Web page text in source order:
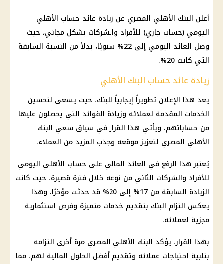
أعلن البنك الأهلي المصري عن زيادة عائد حساب الأهلي
اليومي (حساب جاري) للأفراد والشركات بشكل مجاني، حيث
وصل العائد اليومي إلى 22% سنويًا، بدلاً من النسبة السابقة
التي كانت 20%.
زيادة عائد حساب البنك الأهلي
يعد هذا الإعلان تطويراً إيجابياً للبنك، حيث يسعى لتحسين
الخدمات المقدمة لعملائه وزيادة الفوائد التي يحصلون عليها
من حساباتهم. ويأتي هذا القرار في سياق سعي البنك
الأهلي المصري لتعزيز موقعه وجذب المزيد من العملاء.
يُعتبر هذا الرفع في العائد المالي على حساب الأهلي اليومي
للأفراد والشركات الثاني من نوعه خلال فترة قصيرة، حيث كانت
الزيادة السابقة من 17% إلى 20% قد حدثت مؤخرًا. وهذا
يعكس التزام البنك بتقديم خدمات متميزة وفرص استثمارية
مجزية لعملائه.
بهذا القرار، يؤكد البنك الأهلي المصري مرة أخرى التزامه
بتلبية احتياجات عملائه وتقديم أفضل الحلول المالية لهم، مما